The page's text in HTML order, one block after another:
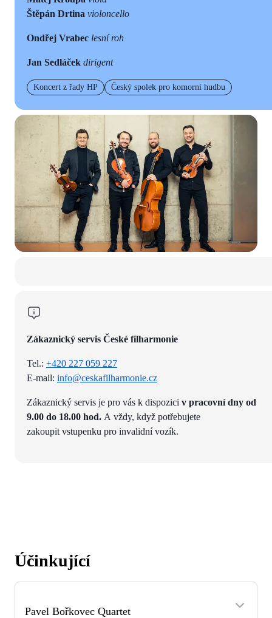
Štěpán Drtina violoncello
Ondřej Vrabec lesní roh
Jan Sedláček dirigent
Koncert z řady HP Český spolek pro komorní hudbu
Zákaznický servis České filharmonie
Tel.: +420 227 059 227
E-mail: info@ceskafilharmonie.cz
Zákaznický servis je pro vás k dispozici v pracovní dny od
9.00 do 18.00 hod. A vždy, když potřebujete
zakoupit vstupenku pro invalidní vozík.
Účinkující
Pavel Bořkovec Quartet